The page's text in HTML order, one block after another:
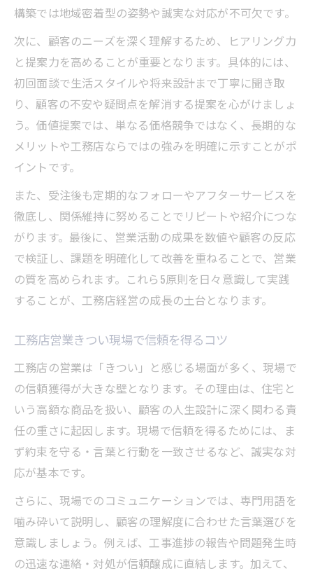
工務店経営と信頼に基づく提案型営業の実
践
工務店営業で断られないコミュニケーショ
ン術
売り込みを避ける工務店経営の長期的視点
工務店経営に効く飛び込み営業の新常識
工務店経営で活きる飛び込み営業のコツ
工務店営業での初回訪問のベストな進め方
工務店経営者が語る飛び込み営業成功例
工務店飛び込み営業後のフォローアップ術
仕事がない時期の工務店営業戦略まとめ
工務店仕事がない時期の経営を支える営業
工務店経営で新規顧客を獲得する発想転換
術
工務店営業で閑散期に注力すべき活動とは
工務店経営者が実践する仕事創出の工夫
工務店営業の見直しで安定収入を目指す方
法
構築では地域密着型の姿勢や誠実な対応が不可欠です。
次に、顧客のニーズを深く理解するため、ヒアリング力
と提案力を高めることが重要となります。具体的には、
初回面談で生活スタイルや将来設計まで丁寧に聞き取
り、顧客の不安や疑問点を解消する提案を心がけましょ
う。価値提案では、単なる価格競争ではなく、長期的な
メリットや工務店ならではの強みを明確に示すことがポ
イントです。
また、受注後も定期的なフォローやアフターサービスを
徹底し、関係維持に努めることでリピートや紹介につな
がります。最後に、営業活動の成果を数値や顧客の反応
で検証し、課題を明確化して改善を重ねることで、営業
の質を高められます。これら5原則を日々意識して実践
することが、工務店経営の成長の土台となります。
工務店営業きつい現場で信頼を得るコツ
工務店の営業は「きつい」と感じる場面が多く、現場で
の信頼獲得が大きな壁となります。その理由は、住宅と
いう高額な商品を扱い、顧客の人生設計に深く関わる責
任の重さに起因します。現場で信頼を得るためには、ま
ず約束を守る・言葉と行動を一致させるなど、誠実な対
応が基本です。
さらに、現場でのコミュニケーションでは、専門用語を
噛み砕いて説明し、顧客の理解度に合わせた言葉選びを
意識しましょう。例えば、工事進捗の報告や問題発生時
の迅速な連絡・対処が信頼醸成に直結します。加えて、